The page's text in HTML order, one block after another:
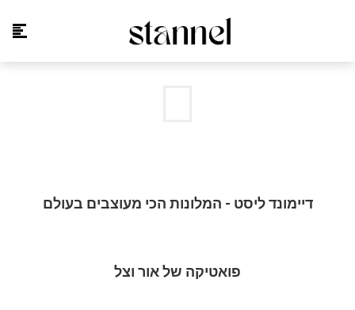
דיימונד ליסט - המלונות הכי מעוצבים בעולם
פואטיקה של אור וצל